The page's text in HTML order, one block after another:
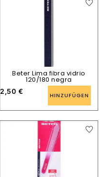
Beter Lima fibra vidrio
120/180 negra
2,50 € HINZUFÜGEN